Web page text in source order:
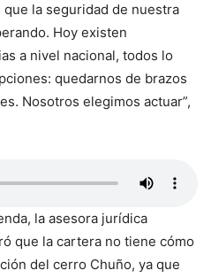
la seguridad de nuestra
Hoy existen
a nivel nacional, todos lo
quedarnos de brazos
Nosotros elegimos actuar”,
la asesora jurídica
que la cartera no tiene cómo
del cerro Chuño, ya que